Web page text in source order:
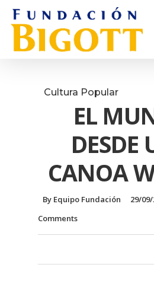
Skip
main
Cultura Popular
EL
DESDE
CANOA
By Equipo Fundación 29/
Comments